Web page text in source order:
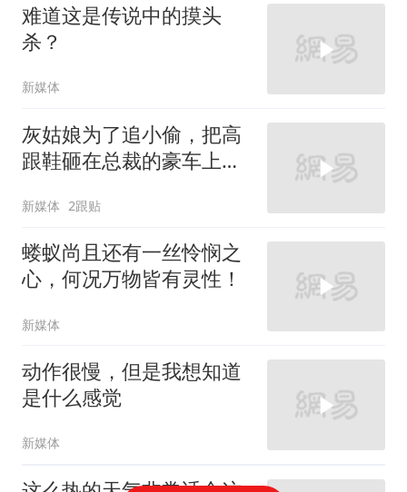
难道这是传说中的摸头
杀？
新媒体
灰姑娘为了追小偷，把高
跟鞋砸在总裁的豪车上，
新媒体 2跟贴
蝼蚁尚且还有一丝怜悯之
心，何况万物皆有灵性！
新媒体
动作很慢，但是我想知道
是什么感觉
新媒体